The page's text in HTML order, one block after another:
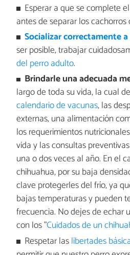
Esperar a que se complete
antes de separar los cachorros
Socializar correctamente
ser posible, trabajar
del perro adulto.
Brindarle una adecuada
largo de toda su vida, la cual
calendario de vacunas, las
externas, una alimentación
los requerimientos
vida y las consultas
una o dos veces al año. En el
chihuahua, por su baja
clave protegerles del frío, ya
bajas temperaturas y pueden
frecuencia. No dejes de echar
con los "Cuidados de un
Respetar laslibertades